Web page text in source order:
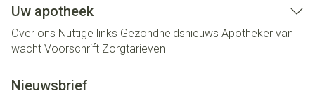
Uw apotheek
Over ons Nuttige links Gezondheidsnieuws Apotheker van
wacht Voorschrift Zorgtarieven
Nieuwsbrief